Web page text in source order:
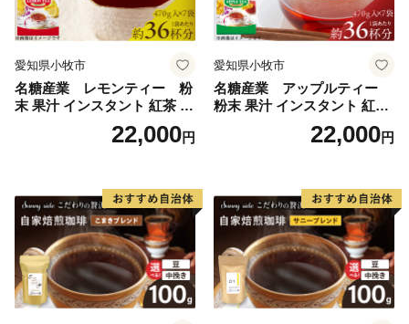
愛知県小牧市
名糖産業 レモンティー 粉
末 果汁 インスタント 紅茶 ビ
タミンC 袋 ロングセラー 粉
末飲料 粉末茶 簡単 手軽 ホッ
22,000円
愛知県小牧市
名糖産業 アップルティー
粉末 果汁 インスタント 紅茶
ティー ビタミンC 袋 ロング
セラー 粉末飲料 粉末茶 簡単
22,000円